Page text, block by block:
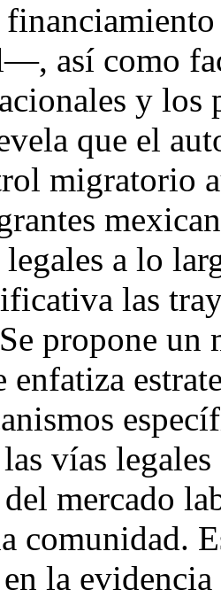
así como
y
que el
migratorio
a lo
las
propone
enfatiza
vías
del mercado
comunidad.
la